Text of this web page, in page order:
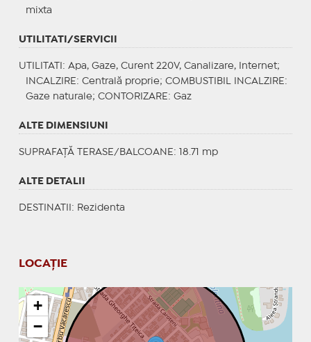
mixta
UTILITATI/SERVICII
UTILITATI : Apa, Gaze, Curent 220V, Canalizare, Internet;
INCALZIRE : Centrală proprie; COMBUSTIBIL INCALZIRE :
Gaze naturale; CONTORIZARE : Gaz
ALTE DIMENSIUNI
SUPRAFAȚĂ TERASE/BALCOANE: 18.71 mp
ALTE DETALII
DESTINATII : Rezidenta
LOCAȚIE
+
−